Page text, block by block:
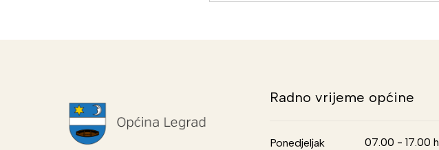
Radno vrijeme općine
Ponedjeljak 07.00 - 17.00 h